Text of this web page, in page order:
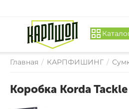
Главная / КАРПФИШИНГ /
Коробка Korda